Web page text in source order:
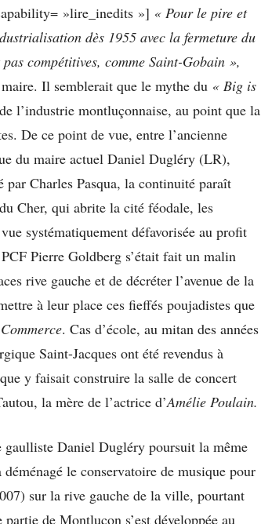
»lire_inedits »] « Pour le pire et
dès 1955 avec la fermeture du
compétitives, comme Saint-Gobain »,
Il semblerait que le mythe du « Big is
l’industrie montluçonnaise, au point que la
De ce point de vue, entre l’ancienne
du maire actuel Daniel Dugléry (LR),
Charles Pasqua, la continuité paraît
Cher, qui abrite la cité féodale, les
systématiquement défavorisée au profit
Pierre Goldberg s’était fait un malin
rive gauche et de décréter l’avenue de la
à leur place ces fieffés poujadistes que
. Cas d’école, au mitan des années
Saint-Jacques ont été revendus à
y faisait construire la salle de concert
la mère de l’actrice d’Amélie Poulain.
Daniel Dugléry poursuit la même
le conservatoire de musique pour
sur la rive gauche de la ville, pourtant
de Montluçon s’est développée au